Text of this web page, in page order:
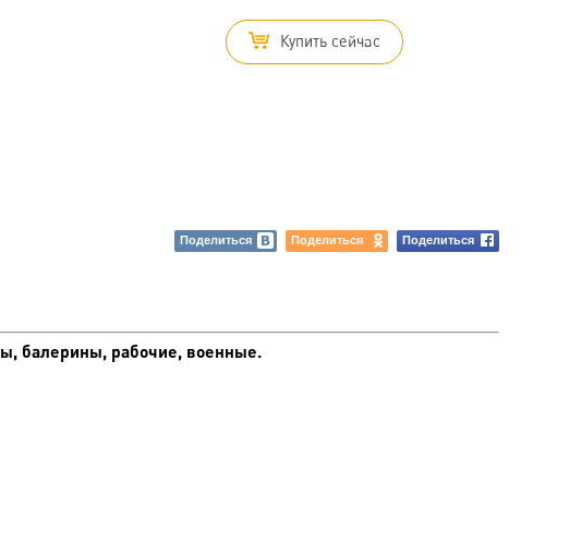
Купить сейчас
Поделиться Поделиться Поделиться
балерины, рабочие, военные.